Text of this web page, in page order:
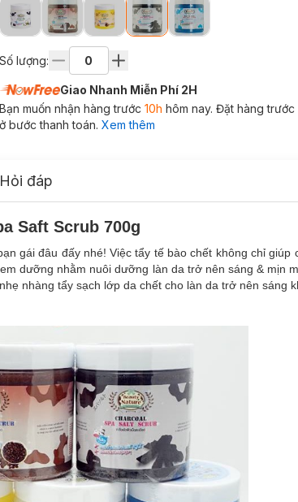
Số lượng:
Giao Nhanh Miễn Phí 2H
Bạn muốn nhận hàng trước 10h hôm nay. Đặt hàng trước
ở bước thanh toán. Xem thêm
Hỏi đáp
Saft Scrub 700g
gái đâu đấy nhé! Việc tẩy tế bào chết không chỉ giúp
dưỡng nhằm nuôi dưỡng làn da trở nên sáng & mịn
nhàng tẩy sạch lớp da chết cho làn da trở nên sáng